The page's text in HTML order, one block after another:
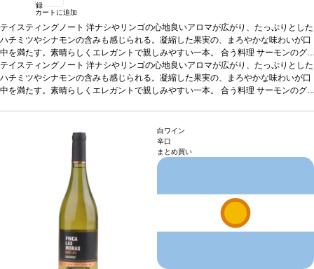
録
カートに追加
テイスティングノート 洋ナシやリンゴの心地良いアロマが広がり、たっぷりとした
ハチミツやシナモンの含みも感じられる。凝縮した果実の、まろやかな味わいが口
中を満たす。素晴らしくエレガントで親しみやすい一本。 合う料理 サーモンのグ
リル、チキン、シーフードなどと好相性葡萄品種100%シャルドネ*本ヴィンテー
ジが在庫切れの場合、在庫があり価格が同様の場合は自動的に次のヴィンテージに
変更されます、ご了承ください。
テイスティングノート 洋ナシやリンゴの心地良いアロマが広がり、たっぷりとした
ハチミツやシナモンの含みも感じられる。凝縮した果実の、まろやかな味わいが口
中を満たす。素晴らしくエレガントで親しみやすい一本。 合う料理 サーモンのグ
白ワイン
辛口
まとめ買い